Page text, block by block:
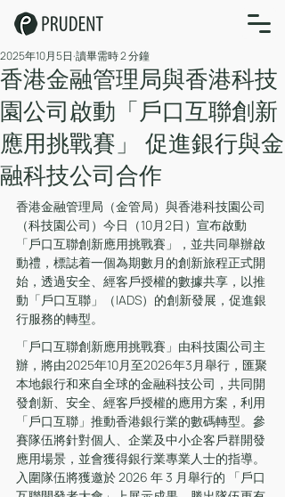
香港金融管理局與香港科技
園公司啟動「戶口互聯創新
應用挑戰賽」 促進銀行與金
融科技公司合作
2025年10月5日 讀畢需時 2 分鐘
香港金融管理局（金管局）與香港科技園公司
（科技園公司）今日（10月2日）宣布啟動
「戶口互聯創新應用挑戰賽」，並共同舉辦啟
動禮，標誌着一個為期數月的創新旅程正式開
始，透過安全、經客戶授權的數據共享，以推
動「戶口互聯」（IADS）的創新發展，促進銀
行服務的轉型。
「戶口互聯創新應用挑戰賽」由科技園公司主
辦，將由2025年10月至2026年3月舉行，匯聚
本地銀行和來自全球的金融科技公司，共同開
發創新、安全、經客戶授權的應用方案，利用
「戶口互聯」推動香港銀行業的數碼轉型。參
賽隊伍將針對個人、企業及中小企客戶群開發
應用場景，並會獲得銀行業專業人士的指導。
入圍隊伍將獲邀於 2026 年 3 月舉行的 「戶口